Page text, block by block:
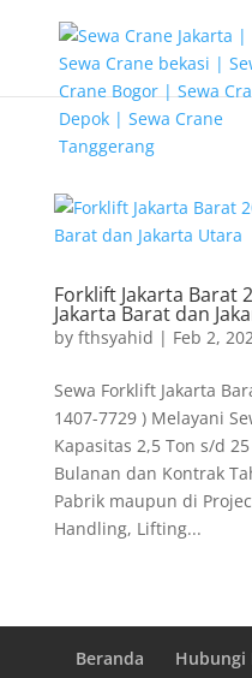
Forklift Jakarta Barat
Jakarta Barat dan
by fthsyahid | Feb 2,
Sewa Forklift Jakarta
1407-7729 ) Melayani
Kapasitas 2,5 Ton s/d
Bulanan dan Kontrak
Pabrik maupun di
Handling, Lifting...
Beranda Hubungi